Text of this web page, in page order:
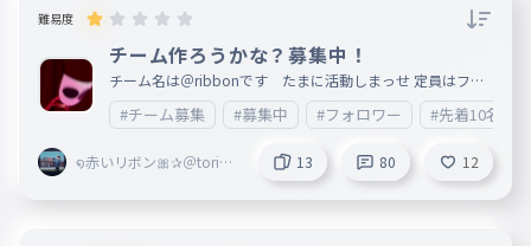
難易度
チーム作ろうかな？募集中！
チーム名は＠ribbonです たまに活動しまっせ 定員はフォ
ロワー限定10人まで（先着順） 入りたい人はコメントで( ｀
・∀・´)ﾉﾖﾛｼｸ ↓参加者 １ 最近東方異形郷にハマった人
２ ゆらぎゆら ３ 霊夢 ４ 魔理沙大っ好き ５ あかり ６
テットさん（仮） ７ サッカー日本代表 ８ 大四喜 ９
10 テットさんが抜けたので、誰か副リーダーをやってくれ
るとありがたいです。 コメントで教えてください
#チーム募集 #募集中 #フォロワー #先着10名様
໑赤いリボン🎀✰＠toripr
13 80 12